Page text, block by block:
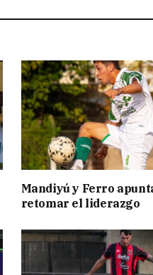
Mandiyú y Ferro
retomar el liderazgo